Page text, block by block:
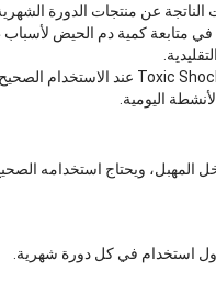
الناتجة عن منتجات الدورة
متابعة كمية دم الحيض لأسباب
اليومية.
المهبل، ويحتاج استخدامه